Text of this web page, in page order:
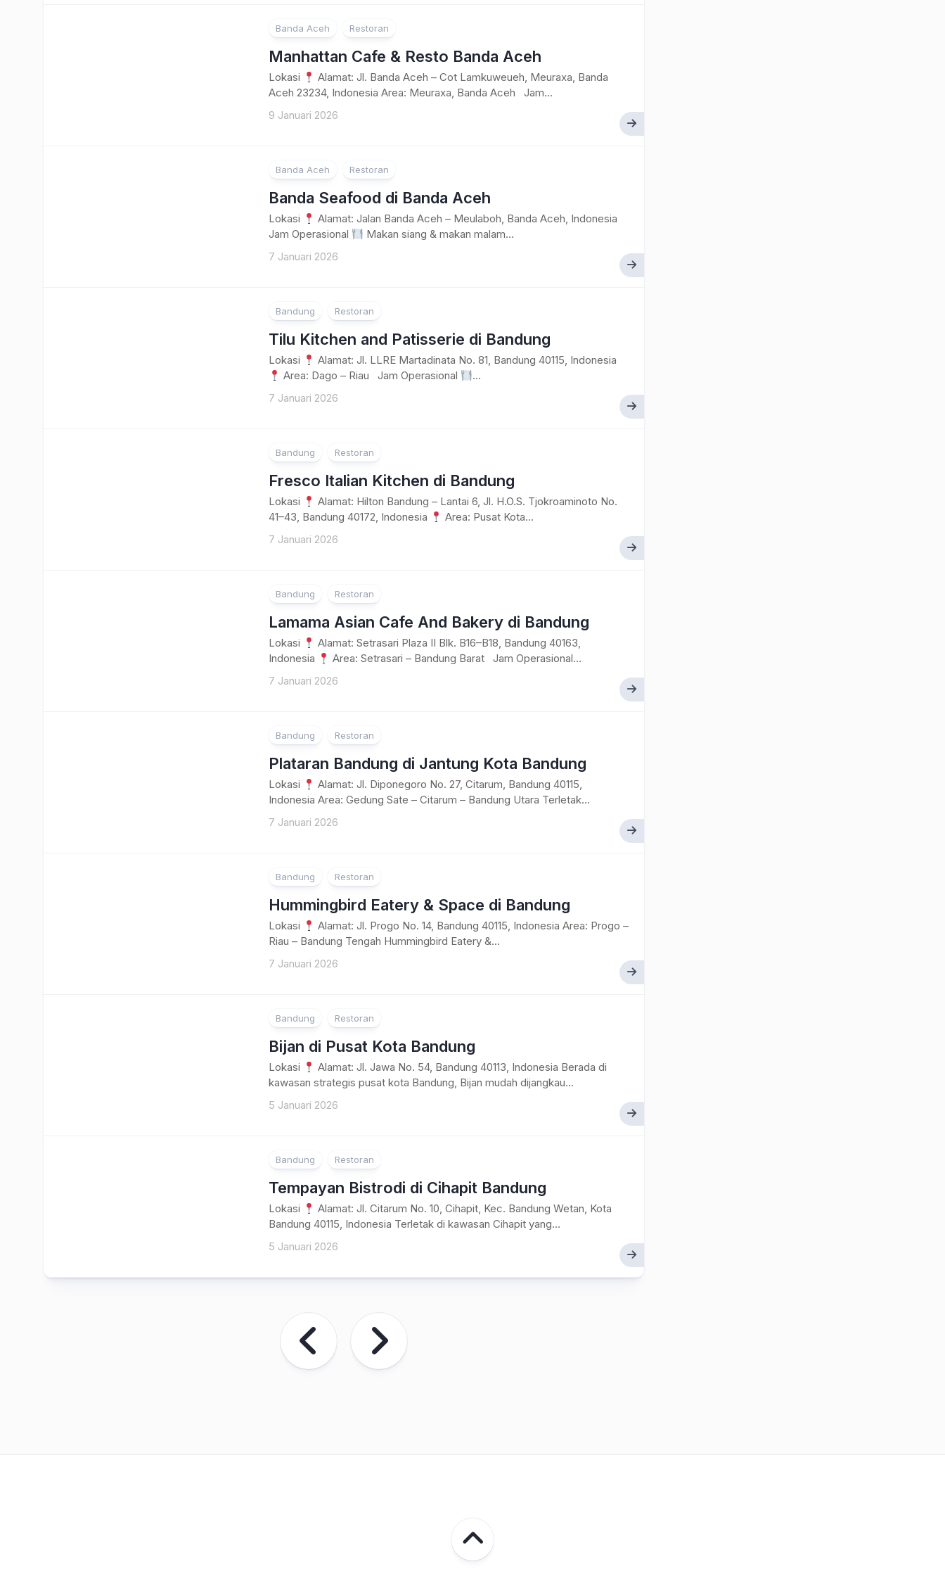
Banda Aceh Restoran
Manhattan Cafe & Resto Banda Aceh
Lokasi
Alamat: Jl. Banda Aceh – Cot Lamkuweueh, Meuraxa, Banda
Aceh 23234, Indonesia Area: Meuraxa, Banda Aceh Jam...
9 Januari 2026
Banda Aceh Restoran
Banda Seafood di Banda Aceh
Lokasi
Alamat: Jalan Banda Aceh – Meulaboh, Banda Aceh, Indonesia
Jam Operasional
Makan siang & makan malam...
7 Januari 2026
Bandung Restoran
Tilu Kitchen and Patisserie di Bandung
Lokasi
Alamat: Jl. LLRE Martadinata No. 81, Bandung 40115, Indonesia
Area: Dago – Riau Jam Operasional
...
7 Januari 2026
Bandung Restoran
Fresco Italian Kitchen di Bandung
Lokasi
Alamat: Hilton Bandung – Lantai 6, Jl. H.O.S. Tjokroaminoto No.
41–43, Bandung 40172, Indonesia
Area: Pusat Kota...
7 Januari 2026
Bandung Restoran
Lamama Asian Cafe And Bakery di Bandung
Lokasi
Alamat: Setrasari Plaza II Blk. B16–B18, Bandung 40163,
Indonesia
Area: Setrasari – Bandung Barat Jam Operasional...
7 Januari 2026
Bandung Restoran
Plataran Bandung di Jantung Kota Bandung
Lokasi
Alamat: Jl. Diponegoro No. 27, Citarum, Bandung 40115,
Indonesia Area: Gedung Sate – Citarum – Bandung Utara Terletak...
7 Januari 2026
Bandung Restoran
Hummingbird Eatery & Space di Bandung
Lokasi
Alamat: Jl. Progo No. 14, Bandung 40115, Indonesia Area: Progo –
Riau – Bandung Tengah Hummingbird Eatery &...
7 Januari 2026
Bandung Restoran
Bijan di Pusat Kota Bandung
Lokasi
Alamat: Jl. Jawa No. 54, Bandung 40113, Indonesia Berada di
kawasan strategis pusat kota Bandung, Bijan mudah dijangkau...
5 Januari 2026
Bandung Restoran
Tempayan Bistrodi di Cihapit Bandung
Lokasi
Alamat: Jl. Citarum No. 10, Cihapit, Kec. Bandung Wetan, Kota
Bandung 40115, Indonesia Terletak di kawasan Cihapit yang...
5 Januari 2026